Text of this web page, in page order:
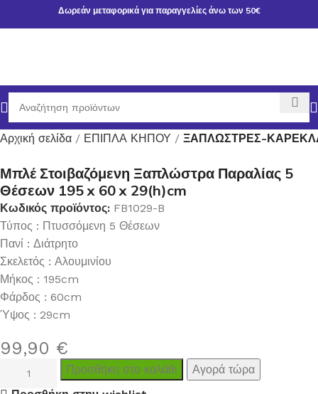
Δωρεάν μεταφορικά για παραγγελίες άνω των 50€
Αρχική σελίδα ΕΠΙΠΛΑ ΚΗΠΟΥ ΞΑΠΛΩΣΤΡΕΣ-
Μπλέ Στοιβαζόμενη Ξαπλώστρα Παραλίας 5
Θέσεων 195 x 60 x 29(h)cm
Κωδικός προϊόντος: FB1029-B
Τύπος : Πτυσσόμενη 5 Θέσεων
Πανί : Διάτρητο
Σκελετός : Αλουμινίου
Μήκος : 195cm
Φάρδος : 60cm
Ύψος : 29cm
99,90 €
Προσθήκη στο καλάθι
Αγορά τώρα